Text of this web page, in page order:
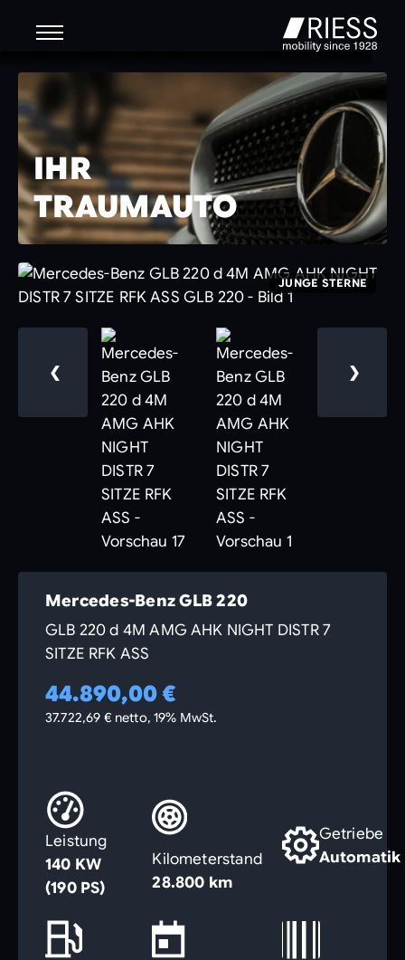
IHR
TRAUMAUTO
JUNGE STERNE
❮ ❯
Mercedes-Benz GLB 220
GLB 220 d 4M AMG AHK NIGHT DISTR 7
SITZE RFK ASS
44.890,00 €
37.722,69 € netto, 19% MwSt.
Leistung
140 KW
(190 PS)
Kilometerstand
28.800 km
Getriebe
Automatik